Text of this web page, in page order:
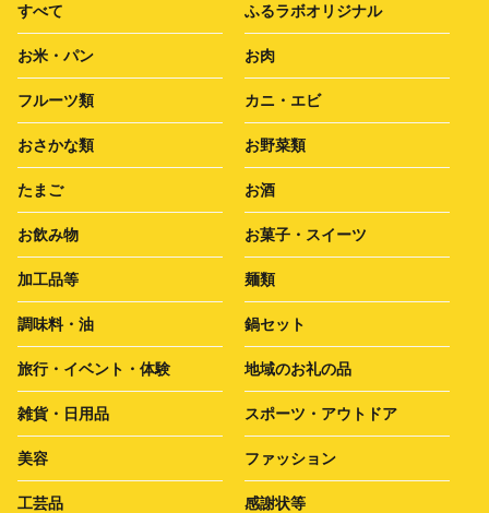
すべて ふるラボオリジナル
お米・パン お肉
フルーツ類 カニ・エビ
おさかな類 お野菜類
たまご お酒
お飲み物 お菓子・スイーツ
加工品等 麺類
調味料・油 鍋セット
旅行・イベント・体験 地域のお礼の品
雑貨・日用品 スポーツ・アウトドア
美容 ファッション
工芸品 感謝状等